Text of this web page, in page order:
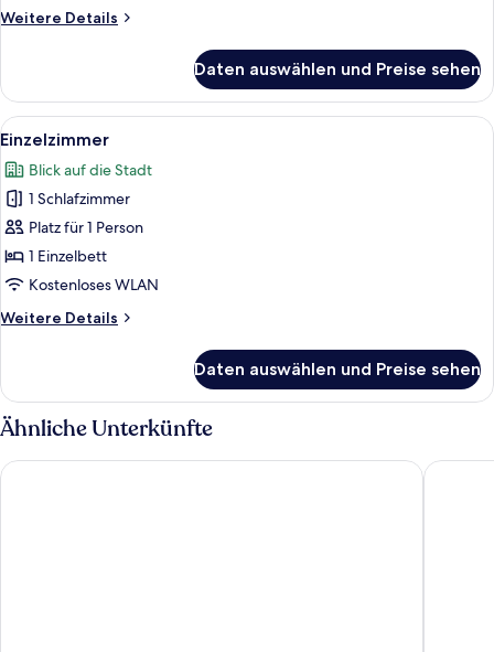
Weitere Details
Weitere
Daten auswählen und Preise sehen
Alle
Fotos
für
Einzelzimmer
anzeigen
Ein Hotelzimmer mit Bett,
7
Einzelzimmer
Blick auf die Stadt
1 Schlafzimmer
Platz für 1 Person
1 Einzelbett
Kostenloses WLAN
Weitere Details
Weitere
Daten auswählen und Preise sehen
Ähnliche Unterkünfte
Vienna House by Wyndham Zur Bleiche SchaffhausenHotel